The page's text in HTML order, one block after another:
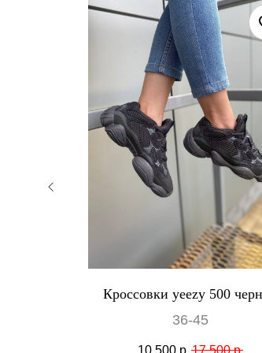
Кроссовки yeezy 500
36-45
10 500 р. 17 500 р.